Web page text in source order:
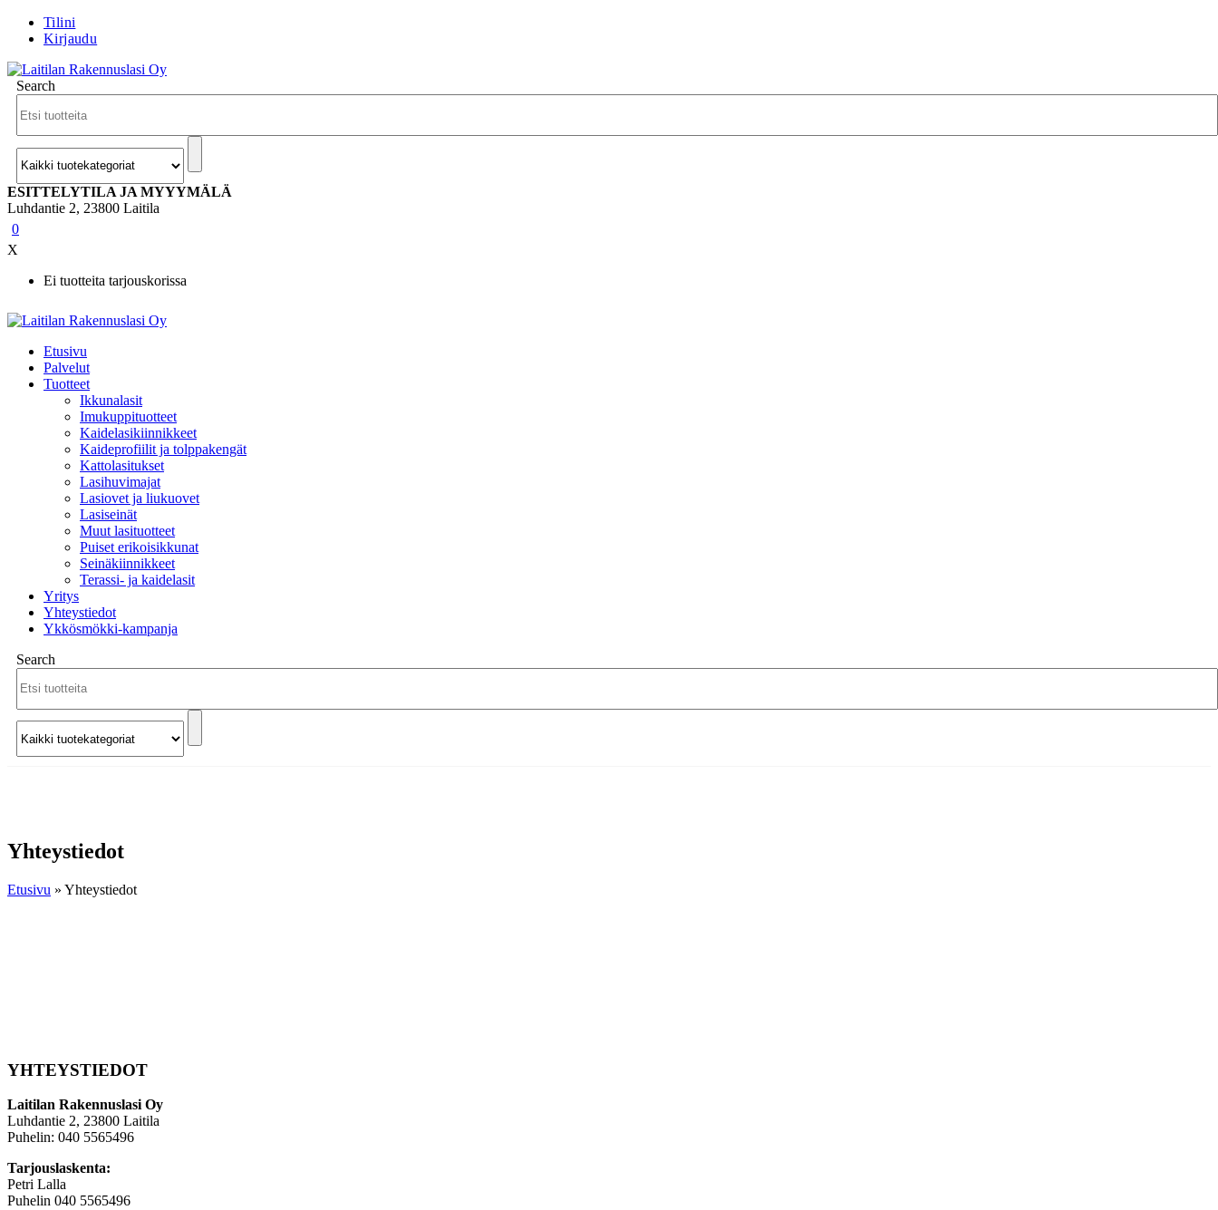
Tilini
Kirjaudu
Search
ESITTELYTILA JA MYYYMÄLÄ
Luhdantie 2, 23800 Laitila
0
X
Ei tuotteita tarjouskorissa
Etusivu
Palvelut
Tuotteet
Ikkunalasit
Imukuppituotteet
Kaidelasikiinnikkeet
Kaideprofiilit ja tolppakengät
Kattolasitukset
Lasihuvimajat
Lasiovet ja liukuovet
Lasiseinät
Muut lasituotteet
Puiset erikoisikkunat
Seinäkiinnikkeet
Terassi- ja kaidelasit
Yritys
Yhteystiedot
Ykkösmökki-kampanja
Search
Yhteystiedot
Etusivu » Yhteystiedot
YHTEYSTIEDOT
Laitilan Rakennuslasi Oy
Luhdantie 2, 23800 Laitila
Puhelin: 040 5565496
Tarjouslaskenta:
Petri Lalla
Puhelin 040 5565496